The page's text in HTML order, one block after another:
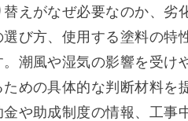
えがなぜ必要なのか、劣
び方、使用する塗料の特
潮風や湿気の影響を受け
めの具体的な判断材料を
や助成制度の情報、工事